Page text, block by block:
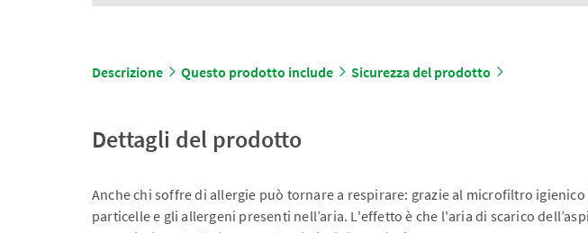
Descrizione Questo prodotto include Sicurezza del prodotto
Dettagli del prodotto
Anche chi soffre di allergie può tornare a respirare: grazie al microfiltro
particelle e gli allergeni presenti nell’aria. L'effetto è che l'aria di scarico